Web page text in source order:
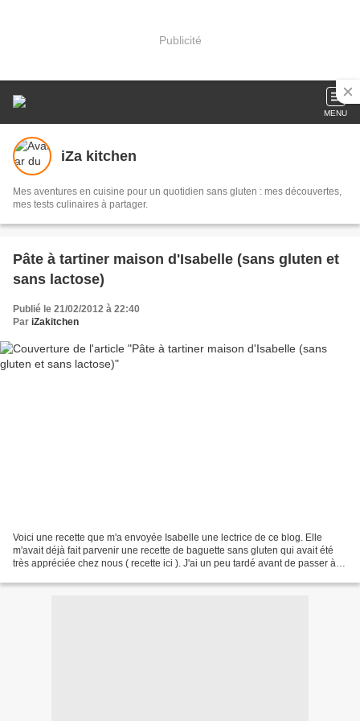
Publicité
MENU
iZa kitchen
Mes aventures en cuisine pour un quotidien sans gluten : mes découvertes,
mes tests culinaires à partager.
Pâte à tartiner maison d'Isabelle (sans gluten et
sans lactose)
Publié le 21/02/2012 à 22:40
Par iZakitchen
Voici une recette que m'a envoyée Isabelle une lectrice de ce blog. Elle
m'avait déjà fait parvenir une recette de baguette sans gluten qui avait été
très appréciée chez nous ( recette ici ). J'ai un peu tardé avant de passer à l'